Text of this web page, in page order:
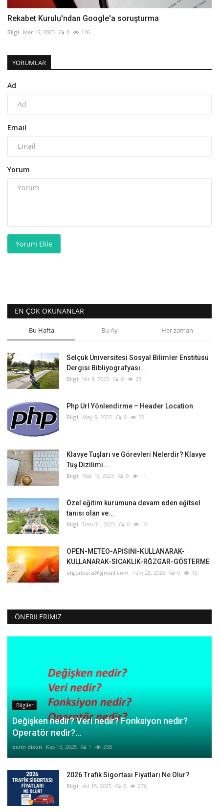
Rekabet Kurulu'ndan Google'a soruşturma
Bilgi Mar 15, 2023 0 126
YORUMLAR
Ad
Email
Yorum
Yorum Ekle
EN ÇOK OKUNANLAR
Bu Hafta Bu Ay Her zaman
Selçuk Üniversitesi Sosyal Bilimler Enstitüsü
Dergisi Bibliyografyası...
Bilgi Nis 8, 2023 0 23
Php Url Yönlendirme – Header Location
Bilgi May 9, 2022 0 20
Klavye Tuşları ve Görevleri Nelerdir? Klavye
Tuş Dizilimi...
Bilgi Mar 15, 2023 0 11
Özel eğitim kurumuna devam eden eğitsel
tanısı olan ve...
Bilgi Tem 31, 2023 0 10
OPEN-METEO-APİSİNİ-KULLANARAK-
KULLANARAK-SICAKLIK-RĞZGAR-GÖSTERME
olguncura@gmail.com Tem 28, 2025 0 10
ÖNERILERIMIZ
Bilgiler
Değişken nedir? Veri nedir? Fonksiyon nedir?
Operatör nedir?...
ecrin dixon Kas 15, 2025 1 238
2026 Trafik Sigortası Fiyatları Ne Olur?
Bilgi eki 15, 2025 0 276